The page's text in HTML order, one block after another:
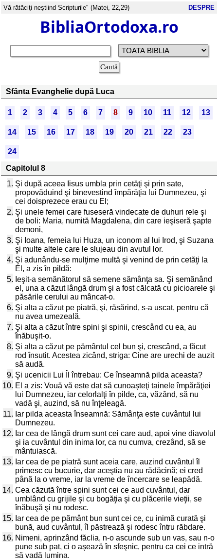
Vă rătăciţi neştiind Scripturile" (Matei, 22,29) DESPRE
BibliaOrtodoxa.ro
Sfânta Evanghelie după Luca
1 2 3 4 5 6 7 8 9 10 11 12 13
14 15 16 17 18 19 20 21 22 23
24
Capitolul 8
1. Şi după aceea Iisus umbla prin cetăţi şi prin sate,
propovăduind şi binevestind împărăţia lui Dumnezeu, şi
cei doisprezece erau cu El;
2. Şi unele femei care fuseseră vindecate de duhuri rele şi
de boli: Maria, numită Magdalena, din care ieşiseră şapte
demoni,
3. Şi Ioana, femeia lui Huza, un iconom al lui Irod, şi Suzana
şi multe altele care le slujeau din avutul lor.
4. Şi adunându-se mulţime multă şi venind de prin cetăţi la
El, a zis în pildă:
5. Ieşit-a semănătorul să semene sămânţa sa. Şi semănând
el, una a căzut lângă drum şi a fost călcată cu picioarele şi
păsările cerului au mâncat-o.
6. Şi alta a căzut pe piatră, şi, răsărind, s-a uscat, pentru că
nu avea umezeală.
7. Şi alta a căzut între spini şi spinii, crescând cu ea, au
înăbuşit-o.
8. Şi alta a căzut pe pământul cel bun şi, crescând, a făcut
rod însutit. Acestea zicând, striga: Cine are urechi de auzit
să audă.
9. Şi ucenicii Lui Îl întrebau: Ce înseamnă pilda aceasta?
10. El a zis: Vouă vă este dat să cunoaşteţi tainele împărăţiei
lui Dumnezeu, iar celorlalţi în pilde, ca, văzând, să nu
vadă şi, auzind, să nu înţeleagă.
11. Iar pilda aceasta înseamnă: Sămânţa este cuvântul lui
Dumnezeu.
12. Iar cea de lângă drum sunt cei care aud, apoi vine diavolul
şi ia cuvântul din inima lor, ca nu cumva, crezând, să se
mântuiască.
13. Iar cea de pe piatră sunt aceia care, auzind cuvântul îl
primesc cu bucurie, dar aceştia nu au rădăcină; ei cred
până la o vreme, iar la vreme de încercare se leapădă.
14. Cea căzută între spini sunt cei ce aud cuvântul, dar
umblând cu grijile şi cu bogăţia şi cu plăcerile vieţii, se
înăbuşă şi nu rodesc.
15. Iar cea de pe pământ bun sunt cei ce, cu inimă curată şi
bună, aud cuvântul, îl păstrează şi rodesc întru răbdare.
16. Nimeni, aprinzând făclia, n-o ascunde sub un vas, sau n-o
pune sub pat, ci o aşează în sfeşnic, pentru ca cei ce intră
să vadă lumina.